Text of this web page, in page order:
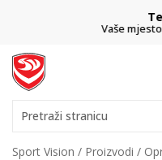
Vaše
Pretraži stranicu
Sport Vision Proizvodi